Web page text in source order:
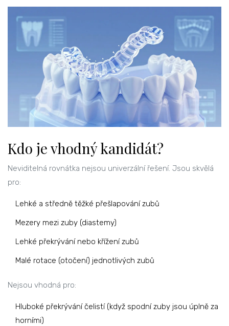
Kdo je vhodný kandidát?
Neviditelná rovnátka nejsou univerzální řešení. Jsou skvělá
pro:
Lehké a středně těžké přešlapování zubů
Mezery mezi zuby (diastemy)
Lehké překrývání nebo křížení zubů
Malé rotace (otočení) jednotlivých zubů
Nejsou vhodná pro:
Hluboké překrývání čelistí (když spodní zuby jsou úplně za
horními)